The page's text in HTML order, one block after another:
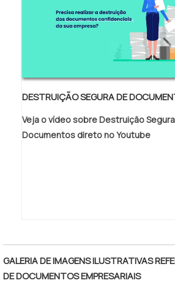
DESTRUIÇÃO SEGURA DE
Veja o vídeo sobre Destruição
Documentos direto no Youtube
GALERIA DE IMAGENS ILUSTRATIVAS
DE DOCUMENTOS EMPRESARIAIS